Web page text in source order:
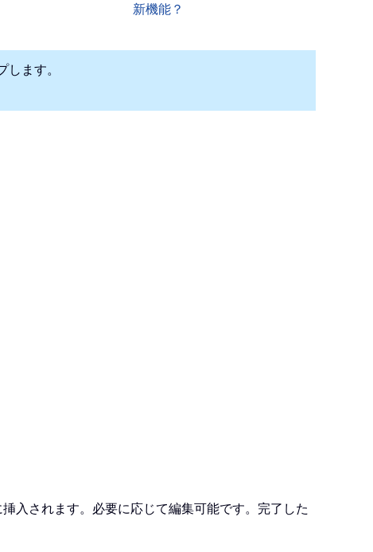
新機能？
ます。
入されます。必要に応じて編集可能です。完了した